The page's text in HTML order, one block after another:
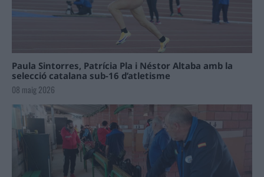
Paula Sintorres, Patrícia Pla i Néstor Altaba amb la
selecció catalana sub-16 d’atletisme
08 maig 2026